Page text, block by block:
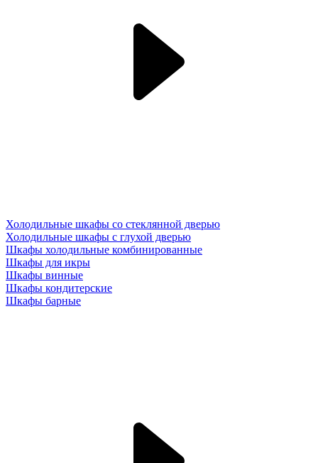
Холодильные шкафы со стеклянной дверью
Холодильные шкафы с глухой дверью
Шкафы холодильные комбинированные
Шкафы для икры
Шкафы винные
Шкафы кондитерские
Шкафы барные